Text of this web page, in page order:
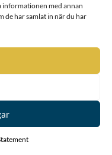
informationen med annan
de har samlat in när du har